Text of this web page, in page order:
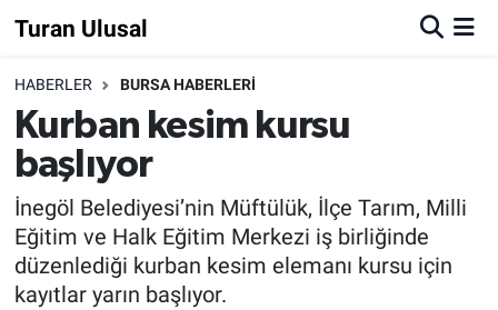
Turan Ulusal
HABERLER BURSA HABERLERİ
Kurban kesim kursu
başlıyor
İnegöl Belediyesi’nin Müftülük, İlçe Tarım, Milli
Eğitim ve Halk Eğitim Merkezi iş birliğinde
düzenlediği kurban kesim elemanı kursu için
kayıtlar yarın başlıyor.